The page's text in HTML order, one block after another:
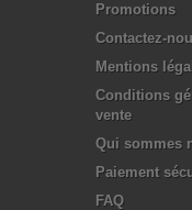
Promotions
Contactez-
Mentions
Conditions
vente
Qui sommes
Paiement
FAQ